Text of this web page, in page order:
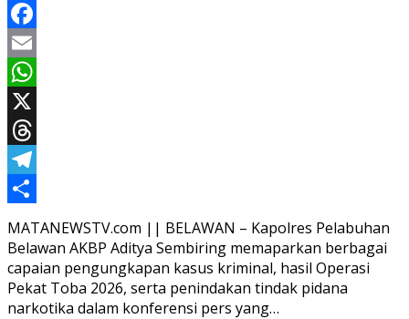
Facebook
Email
WhatsApp
X
Threads
Telegram
Share
MATANEWSTV.com || BELAWAN – Kapolres Pelabuhan
Belawan AKBP Aditya Sembiring memaparkan berbagai
capaian pengungkapan kasus kriminal, hasil Operasi
Pekat Toba 2026, serta penindakan tindak pidana
narkotika dalam konferensi pers yang…